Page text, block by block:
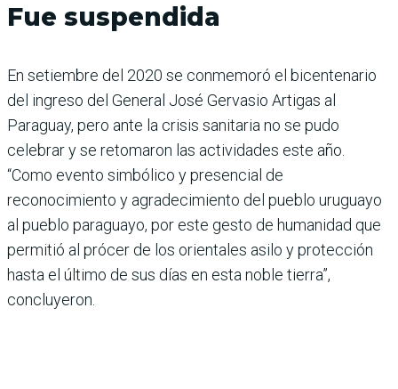
Fue suspendida
En setiembre del 2020 se conmemoró el bicentenario
del ingreso del General José Gervasio Artigas al
Paraguay, pero ante la crisis sanitaria no se pudo
celebrar y se retomaron las actividades este año.
“Como evento simbólico y presencial de
reconocimiento y agradecimiento del pueblo uruguayo
al pueblo paraguayo, por este gesto de humanidad que
permitió al prócer de los orientales asilo y protección
hasta el último de sus días en esta noble tierra”,
concluyeron.